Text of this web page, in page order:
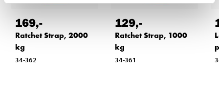
169,-
Ratchet Strap, 2000
kg
34-362
129,-
Ratchet Strap, 1000
kg
34-361